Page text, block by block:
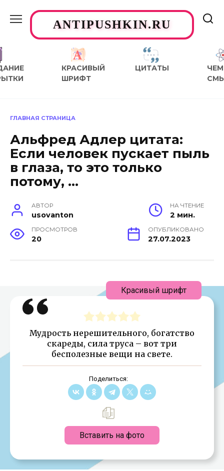
содержаниюANTIPUSHKIN.RU
КРАСИВЫЙ
ШРИФТ
ЦИТАТЫ
ЧЕМ
ГЛАВНАЯ СТРАНИЦА
Альфред Адлер цитата:
Если человек пускает пыль
в глаза, то это только
потому, …
АВТОР
usovanton
НА ЧТЕНИЕ
2 мин.
ПРОСМОТРОВ
20
ОПУБЛИКОВАНО
27.07.2023
Мудрость нерешительного, богатство
скареды, сила труса – вот три
бесполезные вещи на свете.
Поделиться:
Вставить на фото
Красивый шрифт